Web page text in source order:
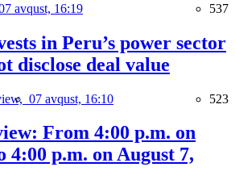
avqust, 16:19 537
in Peru’s power sector
disclose deal value
07 avqust, 16:10 523
From 4:00 p.m. on
4:00 p.m. on August 7,